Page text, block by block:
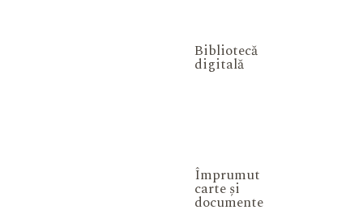
Bibliotecă
digitală
Împrumut
carte și
documente